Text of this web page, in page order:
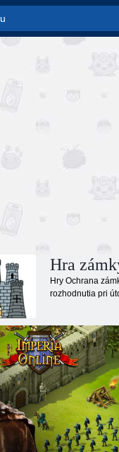
Hra
Hry Ochrana
rozhodnutia pri